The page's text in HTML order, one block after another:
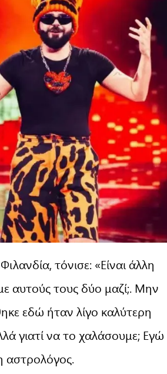
τόνισε: «Είναι άλλη
αυτούς τους δύο μαζί;. Μην
εδώ ήταν λίγο καλύτερη
γιατί να το χαλάσουμε; Εγώ
αστρολόγος.